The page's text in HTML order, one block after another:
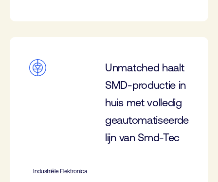
Unmatched haalt
SMD-productie in
huis met volledig
geautomatiseerde
lijn van Smd-Tec
Industriële Elektronica